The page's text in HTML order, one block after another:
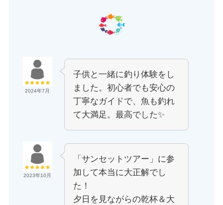
2024年7月
子供と一緒に釣り体験をし
ました。初心者でも安心の
丁寧なガイドで、魚も釣れ
て大満足。最高でした✨
2023年10月
「サンセットツアー」に参
加して本当に大正解でし
た！
夕日を見ながらの乾杯＆大